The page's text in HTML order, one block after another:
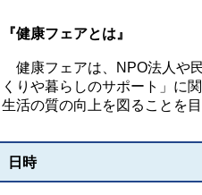
『健康フェアとは』
健康フェアは、NPO法人や
くりや暮らしのサポート」に
生活の質の向上を図ることを
日時